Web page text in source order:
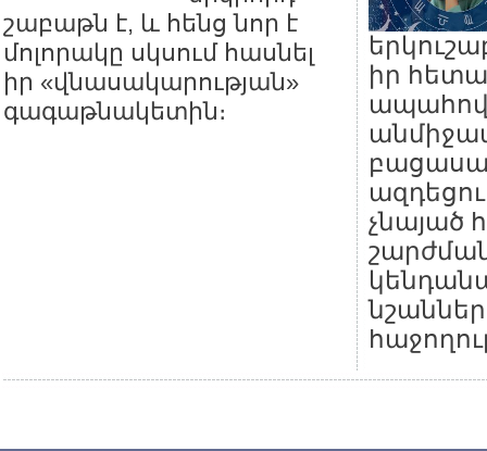
շաբաթն է, և հենց նոր է
մոլորակը սկսում հասնել
իր «վնասակարության»
գագաթնակետին։
իր
չնայած